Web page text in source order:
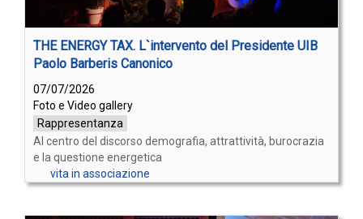
THE ENERGY TAX. L`intervento del Presidente UIB
Paolo Barberis Canonico
07/07/2026
Foto e Video gallery
Rappresentanza
Al centro del discorso demografia, attrattività, burocrazia
e la questione energetica
vita in associazione